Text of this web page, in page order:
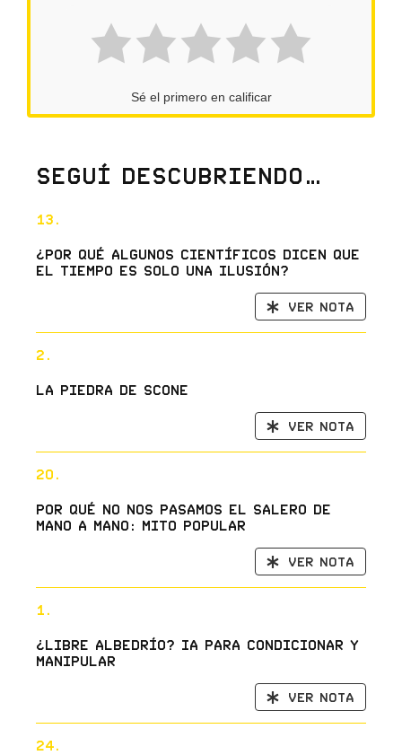
Sé el primero en calificar
Seguí descubriendo…
13.
¿Por qué algunos científicos dicen que
el tiempo es solo una ilusión?
Ver nota
2.
La Piedra de Scone
Ver nota
20.
Por qué no nos pasamos el salero de
mano a mano: mito popular
Ver nota
1.
¿Libre albedrío? IA para condicionar y
manipular
Ver nota
24.